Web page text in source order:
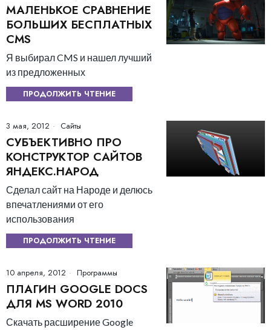
МАЛЕНЬКОЕ СРАВНЕНИЕ
БОЛЬШИХ БЕСПЛАТНЫХ
CMS
Я выбирал CMS и нашел лучший
из предложенных
ПРОДОЛЖИТЬ ЧТЕНИЕ
3 мая, 2012 Сайты
СУБЪЕКТИВНО ПРО
КОНСТРУКТОР САЙТОВ
ЯНДЕКС.НАРОД
Сделал сайт на Народе и делюсь
впечатлениями от его
использования
ПРОДОЛЖИТЬ ЧТЕНИЕ
10 апреля, 2012 Программы
ПЛАГИН GOOGLE DOCS
ДЛЯ MS WORD 2010
Скачать расширение Google